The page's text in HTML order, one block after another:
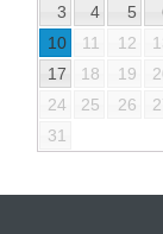
3
4 5
10
11 12
17
18 19
24
25 26
31